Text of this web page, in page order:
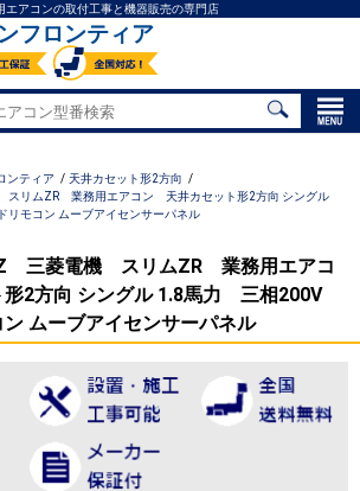
エアコンの取付工事と機器販売の専門店
フロンティア
ンティア
天井カセット形2方向
リムZR 業務用エアコン 天井カセット形2方向 シングル
モコン ムーブアイセンサーパネル
三菱電機 スリムZR 業務用エアコ
2方向 シングル 1.8馬力 三相200V
ン ムーブアイセンサーパネル